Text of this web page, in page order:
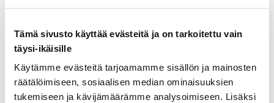
Tämä sivusto käyttää evästeitä ja on tarkoitettu vain
täysi-ikäisille
Käytämme evästeitä tarjoamamme sisällön ja mainosten
räätälöimiseen, sosiaalisen median ominaisuuksien
tukemiseen ja kävijämäärämme analysoimiseen. Lisäksi
ainekset
lisätietoja